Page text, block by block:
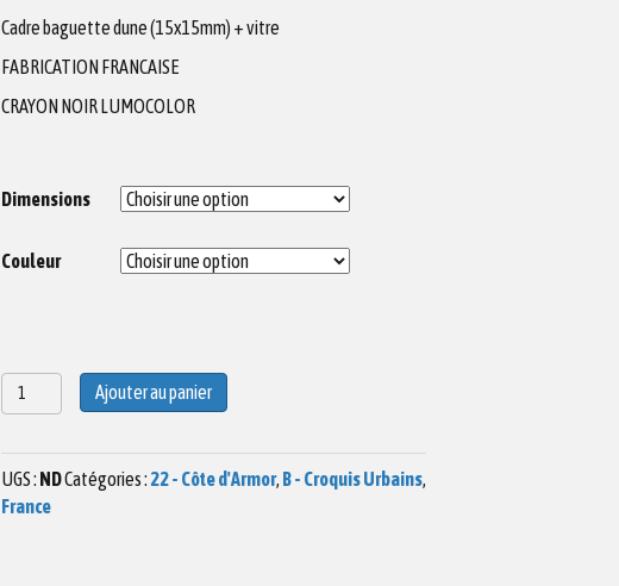
Cadre baguette dune (15x15mm) + vitre
FABRICATION FRANCAISE
CRAYON NOIR LUMOCOLOR
Dimensions
Couleur
quantité
de
Ajouter au panier
UGS : NDCatégories : 22 - Côte d'Armor, B - Croquis Urbains
France